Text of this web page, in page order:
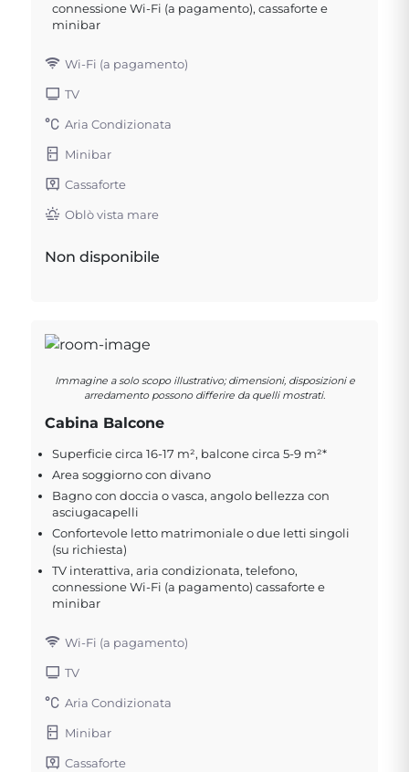
connessione Wi-Fi (a pagamento), cassaforte e
minibar
Wi-Fi (a pagamento)
TV
Aria Condizionata
Minibar
Cassaforte
Oblò vista mare
Non disponibile
Immagine a solo scopo illustrativo; dimensioni, disposizioni e
arredamento possono differire da quelli mostrati.
Cabina Balcone
Superficie circa 16-17 m², balcone circa 5-9 m²*
Area soggiorno con divano
Bagno con doccia o vasca, angolo bellezza con
asciugacapelli
Confortevole letto matrimoniale o due letti singoli
(su richiesta)
TV interattiva, aria condizionata, telefono,
connessione Wi-Fi (a pagamento) cassaforte e
minibar
Wi-Fi (a pagamento)
TV
Aria Condizionata
Minibar
Cassaforte